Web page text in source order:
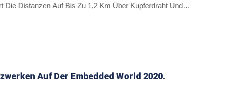
Die Distanzen Auf Bis Zu 1,2 Km Über Kupferdraht Und
Und Der Sicherheitsverwaltung Von
Auf Der Embedded World 2020.